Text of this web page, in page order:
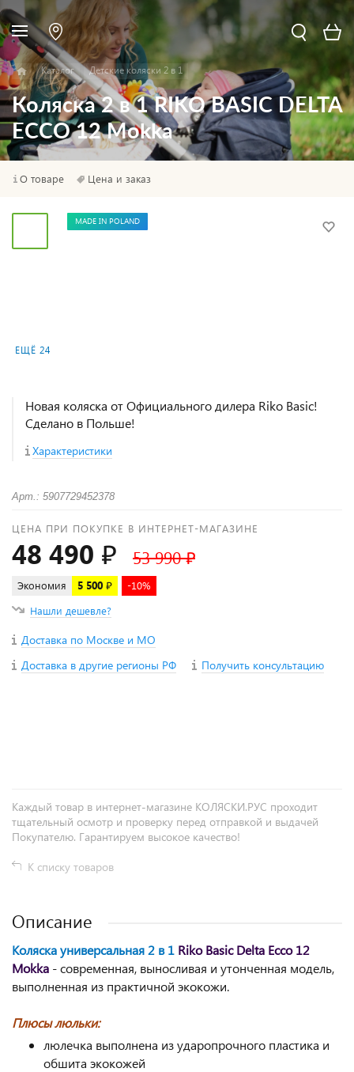
Каталог Детские коляски 2 в 1
Коляска 2 в 1 RIKO BASIC DELTA
ECCO 12 Mokka
О товаре Цена и заказ
ЕЩЁ 24
MADE IN POLAND
Новая коляска от Официального дилера Riko Basic!
Сделано в Польше!
Характеристики
Арт.: 5907729452378
ЦЕНА ПРИ ПОКУПКЕ В ИНТЕРНЕТ-МАГАЗИНЕ
48 490 ₽ 53 990 ₽
Экономия 5 500 ₽
-10%
Нашли дешевле?
Доставка по Москве и МО
Доставка в другие регионы РФ
Получить консультацию
Каждый товар в интернет-магазине КОЛЯСКИ.РУС проходит
тщательный осмотр и проверку перед отправкой и выдачей
Покупателю. Гарантируем высокое качество!
К списку товаров
Описание
Коляска универсальная 2 в 1 Riko Basic Delta Ecco 12
Mokka - современная, выносливая и утонченная модель,
выполненная из практичной экокожи.
Плюсы люльки:
люлечка выполнена из ударопрочного пластика и
обшита экокожей